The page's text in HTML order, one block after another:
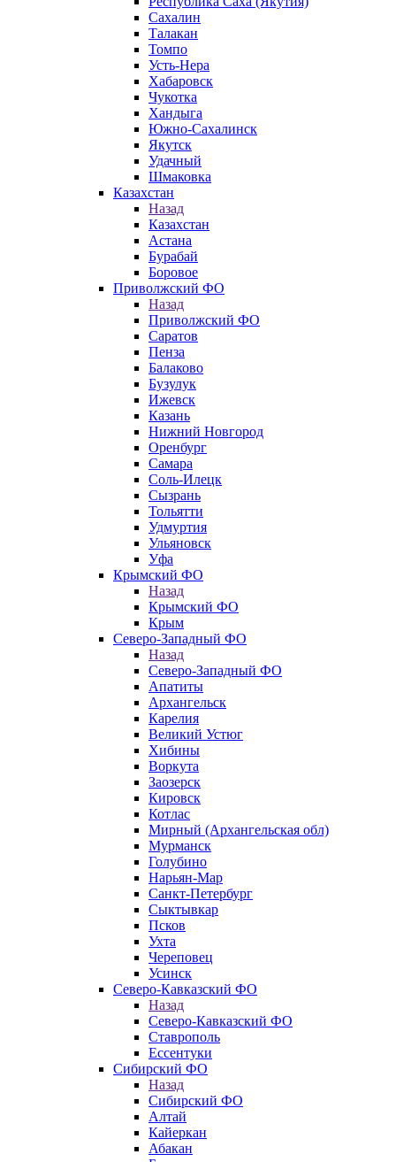
Сахалин
Талакан
Томпо
Усть-Нера
Хабаровск
Чукотка
Хандыга
Южно-Сахалинск
Якутск
Удачный
Шмаковка
Казахстан
Назад
Казахстан
Астана
Бурабай
Боровое
Приволжский ФО
Назад
Приволжский ФО
Саратов
Пенза
Балаково
Бузулук
Ижевск
Казань
Нижний Новгород
Оренбург
Самара
Соль-Илецк
Сызрань
Тольятти
Удмуртия
Ульяновск
Уфа
Крымский ФО
Назад
Крымский ФО
Крым
Северо-Западный ФО
Назад
Северо-Западный ФО
Апатиты
Архангельск
Карелия
Великий Устюг
Хибины
Воркута
Заозерск
Кировск
Котлас
Мирный (Архангельская обл)
Мурманск
Голубино
Нарьян-Мар
Санкт-Петербург
Сыктывкар
Псков
Ухта
Череповец
Усинск
Северо-Кавказский ФО
Назад
Северо-Кавказский ФО
Ставрополь
Ессентуки
Сибирский ФО
Назад
Сибирский ФО
Алтай
Кайеркан
Абакан